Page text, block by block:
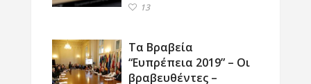
13
Τα Βραβεία
“Ευπρέπεια 2019” – Οι
βραβευθέντες –